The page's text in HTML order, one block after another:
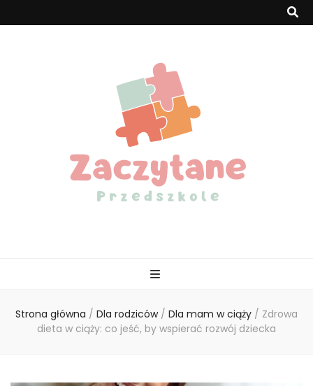
Strona główna / Dla rodziców / Dla mam w ciąży / Zdrowa
dieta w ciąży: co jeść, by wspierać rozwój dziecka